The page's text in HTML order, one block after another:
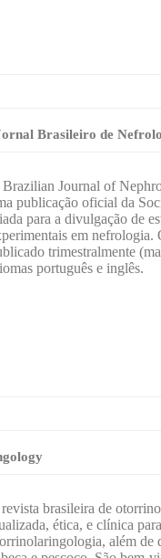
Brasileiro de
Journal of
publicação oficial da
para a divulgação de
em nefrologia.
trimestralmente
português e inglês.
brasileira de
ética, e clínica
além de